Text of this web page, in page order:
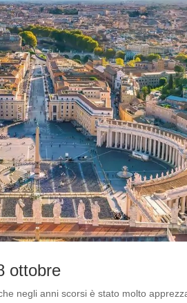
ottobre
negli anni scorsi è stato molto